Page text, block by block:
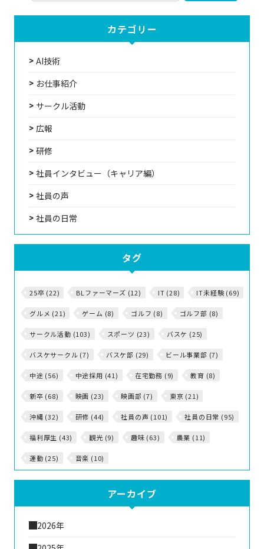
カテゴリー
AI技術
お仕事紹介
サークル活動
広報
研修
社員インタビュー（キャリア編）
社員の声
社員の日常
タグ
25卒 (22) BLファーマーズ (12) IT (28) IT未経験 (69)
グルメ (21) ゲーム (8) ゴルフ (8) ゴルフ部 (8)
サークル活動 (103) スポーツ (23) バスケ (25)
バスケサークル (7) バスケ部 (29) ビール事業部 (7)
中途 (56) 中途採用 (41) 在宅勤務 (9) 教育 (8)
新卒 (68) 映画 (23) 映画部 (7) 東京 (21)
沖縄 (32) 研修 (44) 社員の声 (101) 社員の日常 (95)
福利厚生 (43) 観光 (9) 趣味 (63) 農業 (11)
運動 (25) 音楽 (10)
アーカイブ
2026年